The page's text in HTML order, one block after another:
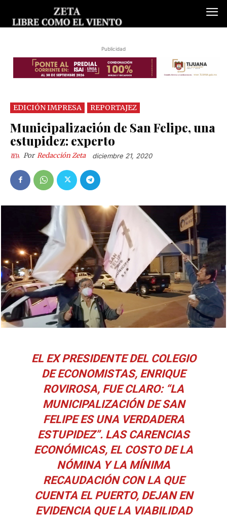
Publicidad
EDICIÓN IMPRESA REPORTAJEZ
Municipalización de San Felipe, una
estupidez: experto
Por Redacción Zeta diciembre 21, 2020
EL EX PRESIDENTE DEL COLEGIO
DE ECONOMISTAS, ENRIQUE
ROVIROSA, FUE CLARO: “LA
MUNICIPALIZACIÓN DE SAN
FELIPE ES UNA VERDADERA
ESTUPIDEZ”. LAS CARENCIAS
ECONÓMICAS, EL COSTO DE LA
NÓMINA Y LA MÍNIMA
RECAUDACIÓN CON LA QUE
CUENTA EL PUERTO, DEJAN EN
EVIDENCIA QUE LA VIABILIDAD